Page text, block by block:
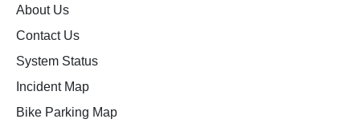
About Us
Contact Us
System Status
Incident Map
Bike Parking Map